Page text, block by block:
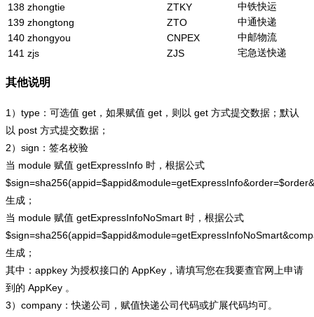
138 zhongtie ZTKY
中铁快运
139 zhongtong ZTO
中通快递
140 zhongyou CNPEX
中邮物流
141 zjs ZJS 宅急送快递
其他说明
1）type：可选值 get，如果赋值 get，则以 get 方式提交数据；默认
以 post 方式提交数据；
2）sign：签名校验
当 module 赋值 getExpressInfo 时，根据公式
生成；
当 module 赋值 getExpressInfoNoSmart 时，根据公式
生成；
其中：appkey 为授权接口的 AppKey，请填写您在我要查官网上申请
到的 AppKey 。
3）company：快递公司，赋值快递公司代码或扩展代码均可。